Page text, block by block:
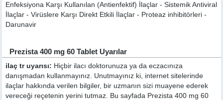
Enfeksiyona Karşı Kullanılan (Antienfektif) İlaçlar - Sistemik Antiviral
İlaçlar - Virüslere Karşı Direkt Etkili İlaçlar - Proteaz inhibitörleri -
Darunavir
Prezista 400 mg 60 Tablet Uyarılar
ilaç tr uyarısı: Hiçbir ilacı doktorunuza ya da eczacınıza
danışmadan kullanmayınız. Unutmayınız ki, internet sitelerinde
ilaçlar hakkında verilen bilgiler, bir uzmanın sizi muayene ederek
vereceği reçetenin yerini tutmaz. Bu sayfada Prezista 400 mg 60